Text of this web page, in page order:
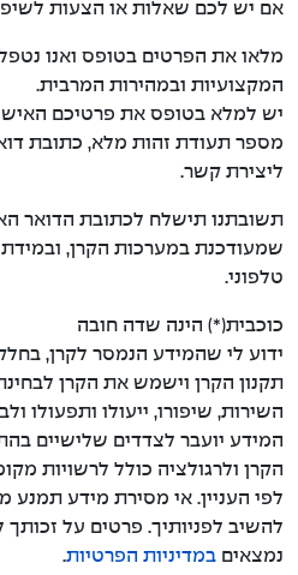
אם יש לכם שאלות או הצעות
מלאו את הפרטים בטופס ואנו
המקצועיות ובמהירות המרבית.
יש למלא בטופס את פרטיכם
מספר תעודת זהות מלא, כתובת
ליצירת קשר.
תשובתנו תישלח לכתובת הדואר
שמעודכנת במערכות הקרן,
טלפוני.
כוכבית(*) הינה שדה חובה
ידוע לי שהמידע הנמסר לקרן,
תקנון הקרן וישמש את הקרן לבחינת
השירות, שיפורו, ייעולו ותפעולו
המידע יועבר לצדדים שלישיים
הקרן ולרגולציה כולל לרשויות
לפי העניין. אי מסירת מידע תמנע
להשיב לפניותיך. פרטים על זכותך
נמצאים במדיניות הפרטיות.